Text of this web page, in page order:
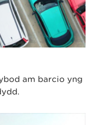
am barcio yng